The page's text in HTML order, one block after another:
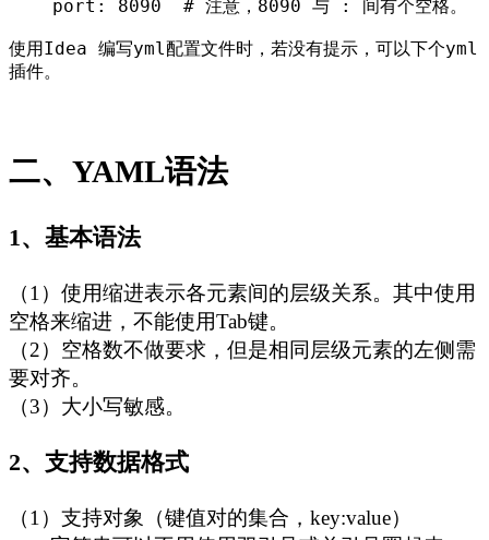
使用Idea 编写yml配置文件时，若没有提示，可以下个yml
插件。
二、YAML语法
1、基本语法
（1）使用缩进表示各元素间的层级关系。其中使用
空格来缩进，不能使用Tab键。
（2）空格数不做要求，但是相同层级元素的左侧需
要对齐。
（3）大小写敏感。
2、支持数据格式
（1）支持对象（键值对的集合，key:value）